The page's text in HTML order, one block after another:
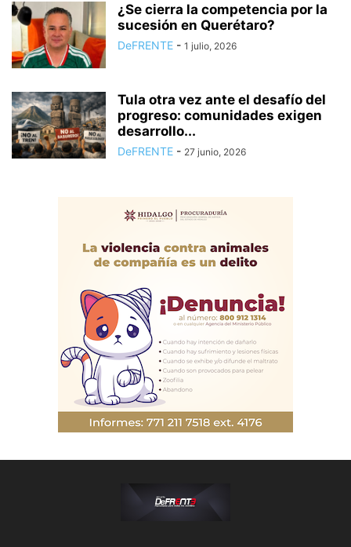
¿Se cierra la competencia por la
sucesión en Querétaro?
DeFRENTE - 1 julio, 2026
Tula otra vez ante el desafío del
progreso: comunidades exigen
desarrollo...
DeFRENTE - 27 junio, 2026